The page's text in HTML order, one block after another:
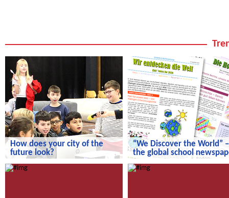
How does your city of the
future look?
How does your city of the future
look?
“We Discover the World” –
the global school
“We Discover the World” – the
school newspaper!